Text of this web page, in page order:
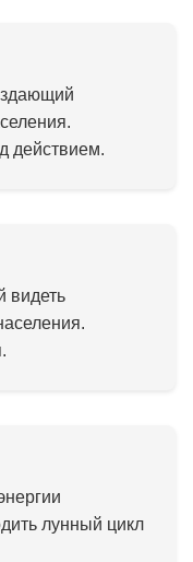
действием.
видеть
лунный цикл